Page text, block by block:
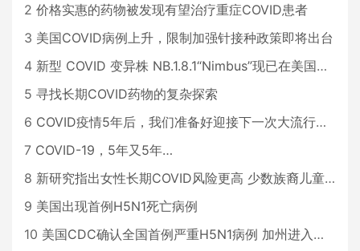
2 价格实惠的药物被发现有望治疗重症COVID患者
3 美国COVID病例上升，限制加强针接种政策即将出台
4 新型 COVID 变异株 NB.1.8.1“Nimbus”现已在美国占据主导地位
5 寻找长期COVID药物的复杂探索
6 COVID疫情5年后，我们准备好迎接下一次大流行了吗？
7 COVID-19，5年又5年…
8 新研究指出女性长期COVID风险更高 少数族裔儿童存在差异
9 美国出现首例H5N1死亡病例
10 美国CDC确认全国首例严重H5N1病例 加州进入紧急状态